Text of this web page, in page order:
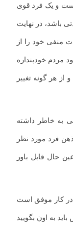
و یک فرد قوی
باشد، در نهایت
منفی خود را از
مردم خودپنداره
از هر گونه تغییر
به خاطر داشته
فرد مورد نظر
حال قابل باور
در کار موفق است
به اون بگویید